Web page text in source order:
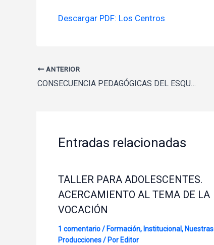
Descargar PDF: Los Centros
ANTERIOR
CONSECUENCIA PEDAGÓGICAS DEL ESQUEMA DEL PSIQUISMO- ANGELICA SOLER.
Entradas relacionadas
TALLER PARA ADOLESCENTES.
ACERCAMIENTO AL TEMA DE LA
VOCACIÓN
1 comentario / Formación, Institucional, Nuestras
Producciones/ Por Editor